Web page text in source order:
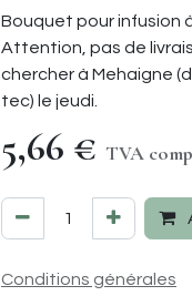
Bouquet pour infusion
Attention, pas de
chercher à Mehaigne
tec) le jeudi.
5,66 € TVA
Conditions générales